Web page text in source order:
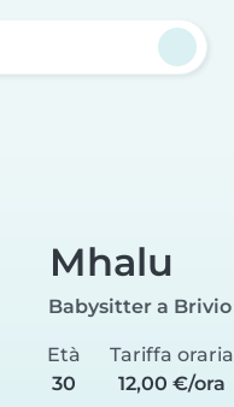
Mhalu
Babysitter a Brivio
Età
30
Tariffa oraria
12,00 €/ora